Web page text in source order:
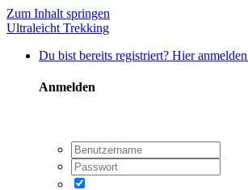
Zum Inhalt springen
Ultraleicht Trekking
Du bist bereits registriert? Hier anmelden
Anmelden